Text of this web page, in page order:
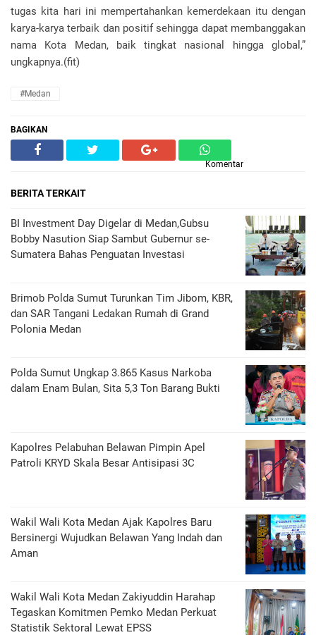
tugas kita hari ini mempertahankan kemerdekaan itu dengan
karya-karya terbaik dan positif sehingga dapat membanggakan
nama Kota Medan, baik tingkat nasional hingga global,”
ungkapnya.(fit)
#Medan
BAGIKAN
Komentar
BERITA TERKAIT
BI Investment Day Digelar di Medan,Gubsu
Bobby Nasution Siap Sambut Gubernur se-
Sumatera Bahas Penguatan Investasi
Brimob Polda Sumut Turunkan Tim Jibom, KBR,
dan SAR Tangani Ledakan Rumah di Grand
Polonia Medan
Polda Sumut Ungkap 3.865 Kasus Narkoba
dalam Enam Bulan, Sita 5,3 Ton Barang Bukti
Kapolres Pelabuhan Belawan Pimpin Apel
Patroli KRYD Skala Besar Antisipasi 3C
Wakil Wali Kota Medan Ajak Kapolres Baru
Bersinergi Wujudkan Belawan Yang Indah dan
Aman
Wakil Wali Kota Medan Zakiyuddin Harahap
Tegaskan Komitmen Pemko Medan Perkuat
Statistik Sektoral Lewat EPSS